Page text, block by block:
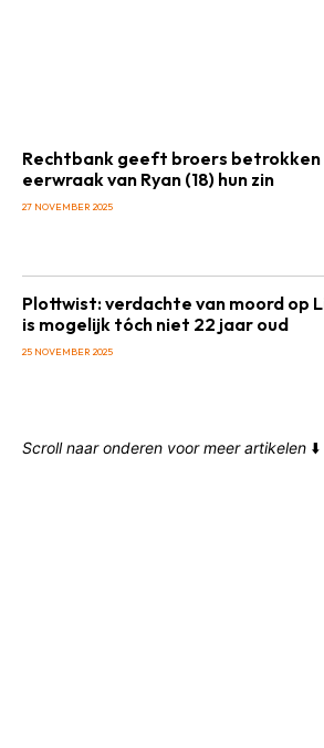
Rechtbank geeft broers betrokken
eerwraak van Ryan (18) hun zin
27 NOVEMBER 2025
Plottwist: verdachte van moord op
is mogelijk tóch niet 22 jaar oud
25 NOVEMBER 2025
Scroll naar onderen voor meer artikelen ⬇️